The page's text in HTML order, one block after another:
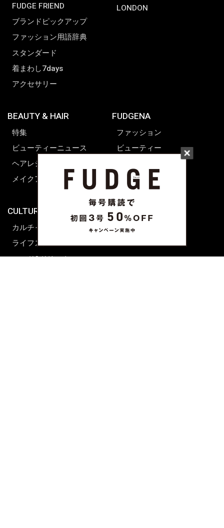
FUDGE FRIEND
ブランドピックアップ
ファッション用語辞典
スタンダード
着まわし7days
アクセサリー
LONDON
BEAUTY & HAIR
特集
ビューティーニュース
ヘアレシピ ストーリーズ
メイクアップティップス
CULTURE & LIFE
カルチャー
ライフスタイル
フード&ドリンク
FUDGENA
ファッション
ビューティー
ライフスタイル